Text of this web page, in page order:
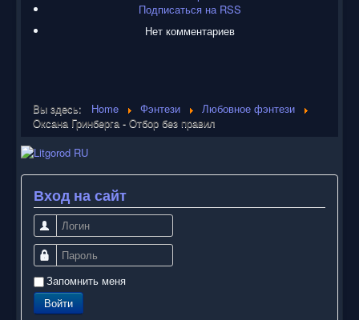
Подписаться на RSS
Нет комментариев
Вы здесь: Home Фэнтези
Любовное фэнтези
Оксана Гринберга - Отбор без правил
Вход на сайт
Логин
Пароль
Запомнить меня
Войти